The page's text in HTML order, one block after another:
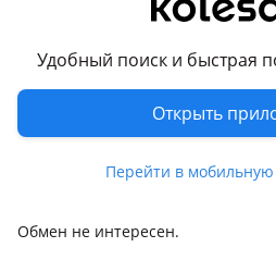
Удобный поиск и быстрая
Открыть
Перейти в
Кто купит не пожалеет!
А кто не успел тот опоздал.
Продается Yamaha R6 2013 года
Обмен не интересен.